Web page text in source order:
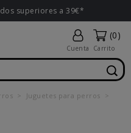
superiores a 39€*
Cuenta
(0)
Carrito
Juguetes para perros